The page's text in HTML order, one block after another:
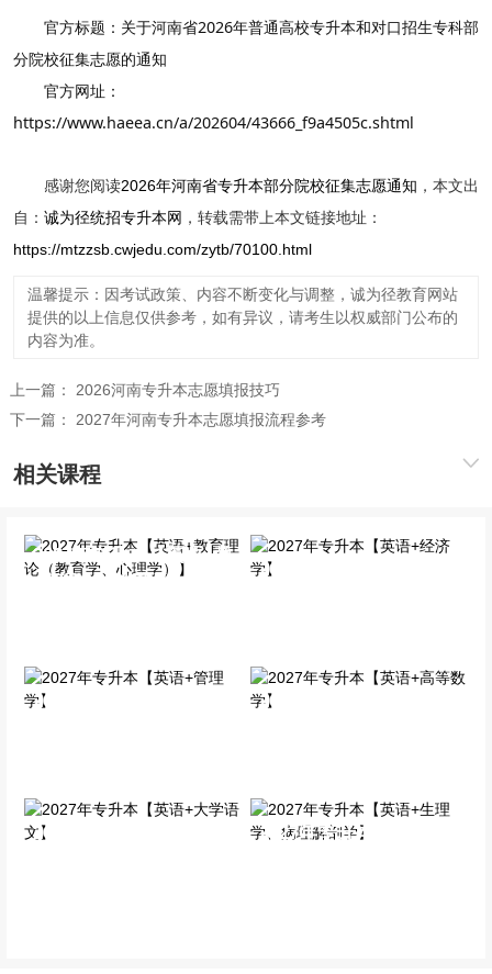
官方标题：关于河南省2026年普通高校专升本和对口招生专科部
分院校征集志愿的通知
官方网址：
https://www.haeea.cn/a/202604/43666_f9a4505c.shtml
感谢您阅读2026年河南省专升本部分院校征集志愿通知 ，本文出
自： 诚为径统招专升本网 ，转载需带上本文链接地址：
https://mtzzsb.cwjedu.com/zytb/70100.html
温馨提示：因考试政策、内容不断变化与调整，诚为径教育网站
提供的以上信息仅供参考，如有异议，请考生以权威部门公布的
内容为准。
上一篇： 2026河南专升本志愿填报技巧
下一篇： 2027年河南专升本志愿填报流程参考
相关课程
2027年专升本【英语+教
育理论（教育学、心理
2027年专升本【英语+经
2027年专升本【英语+管
2027年专升本【英语+高
2027年专升本【英语+大
2027年专升本【英语+生